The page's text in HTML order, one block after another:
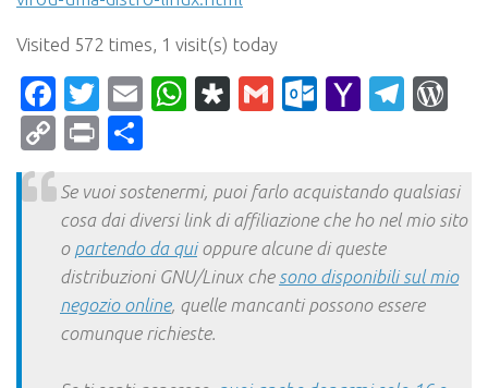
Visited 572 times, 1 visit(s) today
Facebook
Twitter
EmailWhatsApp
Diaspora
Gmail Yahoo
CopyPrint
Se vuoi sostenermi, puoi farlo acquistando qualsiasi
cosa dai diversi link di affiliazione che ho nel mio sito
o partendo da quioppure alcune di queste
distribuzioni GNU/Linux che sono disponibili sul mio
negozio online, quelle mancanti possono essere
comunque richieste.